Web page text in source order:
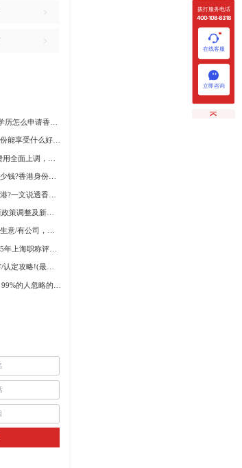
拨打服务电话
400-108-8318
在线客服
立即咨询
内地企业家拿香港身份能享受什么好处?哪种申请途径更适合企业家?
【空格移民】内地做生意/有公司，学历不高怎么办理香港身份?